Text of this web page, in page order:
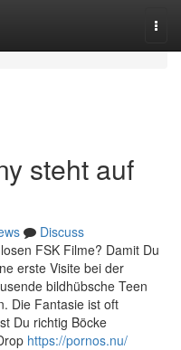
steht auf
Discuss
FSK Filme? Damit Du
erste Visite bei der
bildhübsche Teen
Die Fantasie ist oft
Du richtig Böcke
https://pornos.nu/